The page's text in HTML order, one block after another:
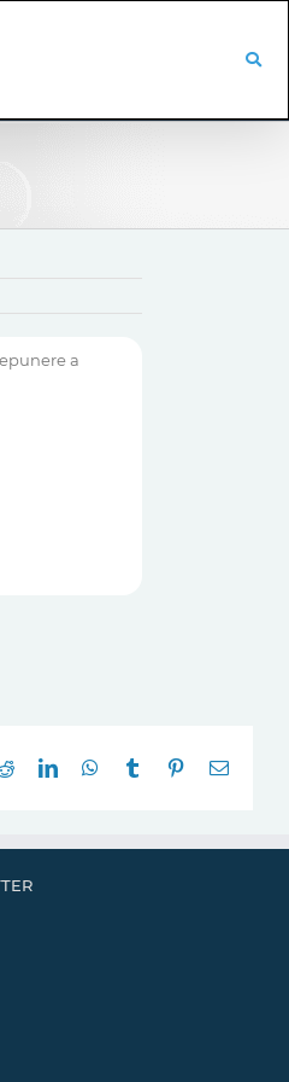
a
RedditLinkedInWhatsApp
Tumblr Pinterest
E-